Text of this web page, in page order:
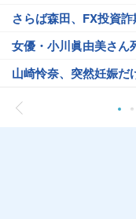
さらば森田、FX投資
女優・小川眞由美さん
山崎怜奈、突然妊娠だ